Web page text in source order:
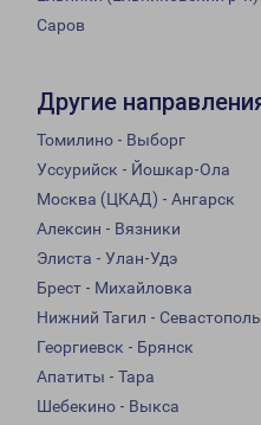
Саров
Другие
Томилино - Выборг
Уссурийск - Йошкар-Ола
Москва (ЦКАД) - Ангарск
Алексин - Вязники
Элиста - Улан-Удэ
Брест - Михайловка
Нижний Тагил - Севастополь
Георгиевск - Брянск
Апатиты - Тара
Шебекино - Выкса